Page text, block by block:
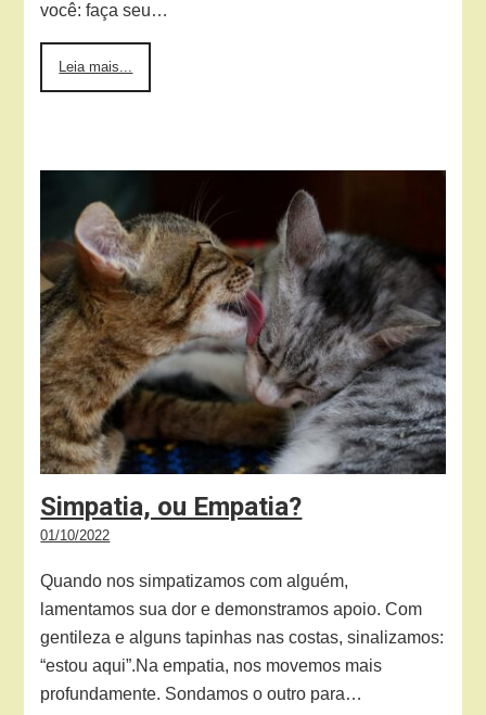
você: faça seu…
Leia mais...
Simpatia, ou Empatia?
01/10/2022
Quando nos simpatizamos com alguém,
lamentamos sua dor e demonstramos apoio. Com
gentileza e alguns tapinhas nas costas, sinalizamos:
“estou aqui”.Na empatia, nos movemos mais
profundamente. Sondamos o outro para…